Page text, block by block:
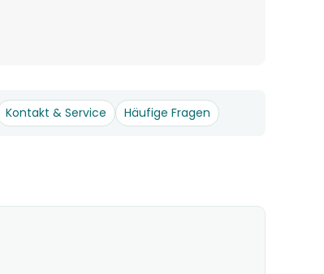
Kontakt & Service Häufige Fragen